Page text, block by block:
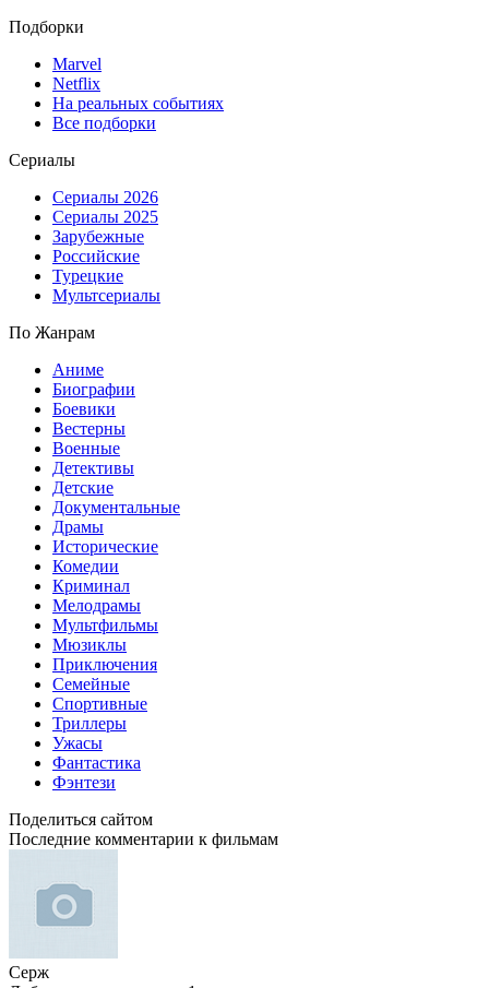
Подборки
Marvel
Netflix
На реальных событиях
Все подборки
Сериалы
Сериалы 2026
Сериалы 2025
Зарубежные
Российские
Турецкие
Мультсериалы
По Жанрам
Аниме
Биографии
Боевики
Вестерны
Военные
Детективы
Детские
Документальные
Драмы
Исторические
Комедии
Криминал
Мелодрамы
Мультфильмы
Мюзиклы
Приключения
Семейные
Спортивные
Триллеры
Ужасы
Фантастика
Фэнтези
Поделиться сайтом
Последние комментарии к фильмам
Серж